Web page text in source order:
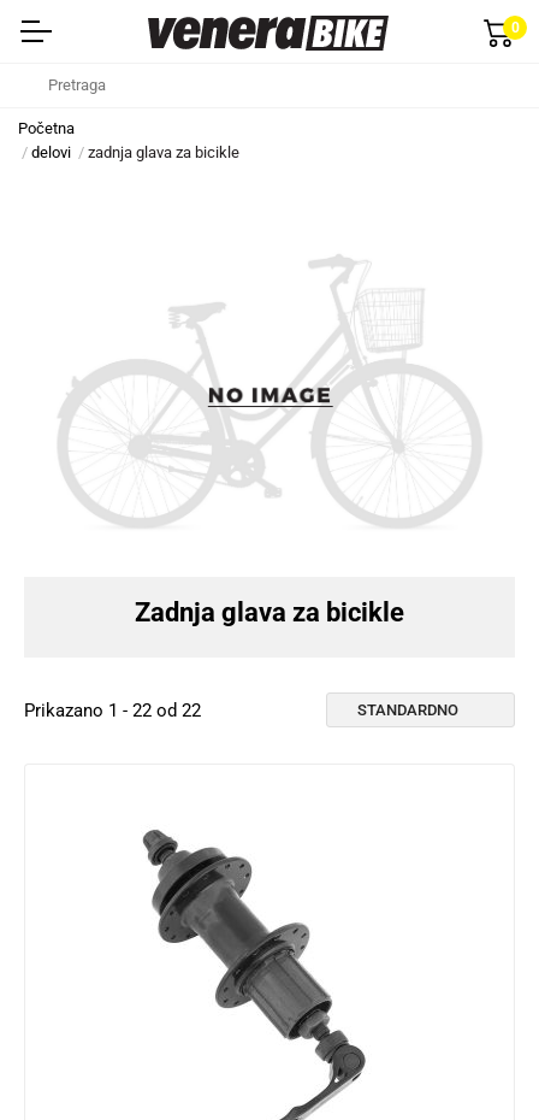
0
Početna
delovi
zadnja glava za bicikle
Zadnja glava za bicikle
Prikazano 1 - 22 od 22